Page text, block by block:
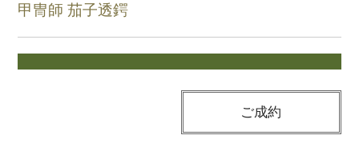
甲冑師 茄子透鍔
ご成約